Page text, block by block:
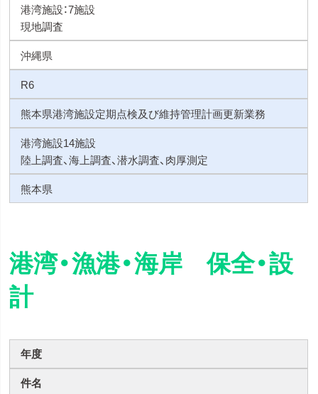
港湾施設：7施設
現地調査
沖縄県
R6
熊本県港湾施設定期点検及び維持管理計画更新業務
港湾施設14施設
陸上調査、海上調査、潜水調査、肉厚測定
熊本県
港湾・漁港・海岸 保全・設
計
年度
件名